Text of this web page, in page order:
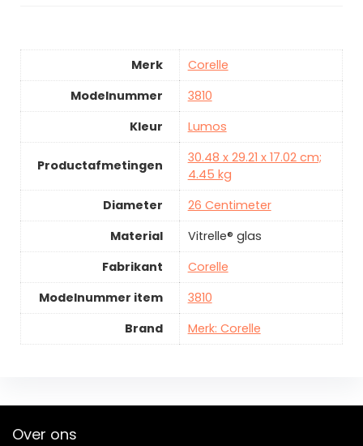
Merk
Corelle
Modelnummer
3810
Kleur
Lumos
Productafmetingen
30.48 x 29.21 x 17.02 cm;
4.45 kg
Diameter
26 Centimeter
Material
Vitrelle® glas
Fabrikant
Corelle
Modelnummer item
3810
Brand
Merk: Corelle
Over ons